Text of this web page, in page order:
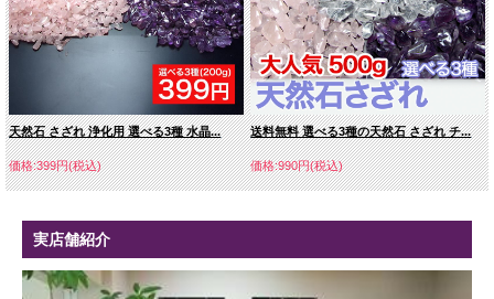
天然石 さざれ 浄化用 選べる3種 水晶...
価格:399円(税込)
送料無料 選べる3種の天然石 さざれ チ...
価格:990円(税込)
実店舗紹介